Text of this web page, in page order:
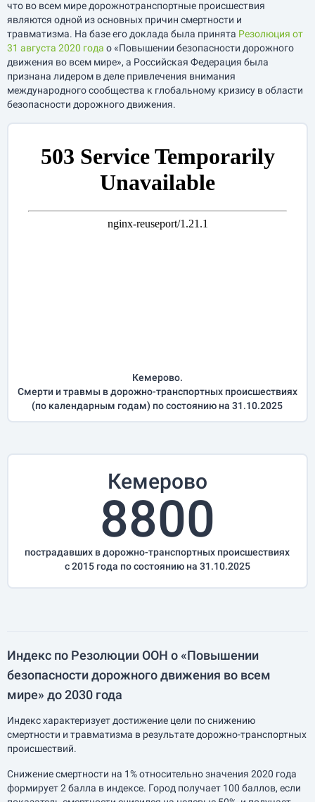
что во всем мире дорожнотранспортные происшествия
являются одной из основных причин смертности и
травматизма. На базе его доклада была принята Резолюция от
31 августа 2020 года о «Повышении безопасности дорожного
движения во всем мире», а Российская Федерация была
признана лидером в деле привлечения внимания
международного сообщества к глобальному кризису в области
безопасности дорожного движения.
Кемерово.
Смерти и травмы в дорожно-транспортных происшествиях
(по календарным годам) по состоянию на 31.10.2025
Кемерово
8800
пострадавших в дорожно-транспортных происшествиях
с 2015 года по состоянию на 31.10.2025
Индекс по Резолюции ООН о «Повышении
безопасности дорожного движения во всем
мире» до 2030 года
Индекс характеризует достижение цели по снижению
смертности и травматизма в результате дорожно-транспортных
происшествий.
Снижение смертности на 1% относительно значения 2020 года
формирует 2 балла в индексе. Город получает 100 баллов, если